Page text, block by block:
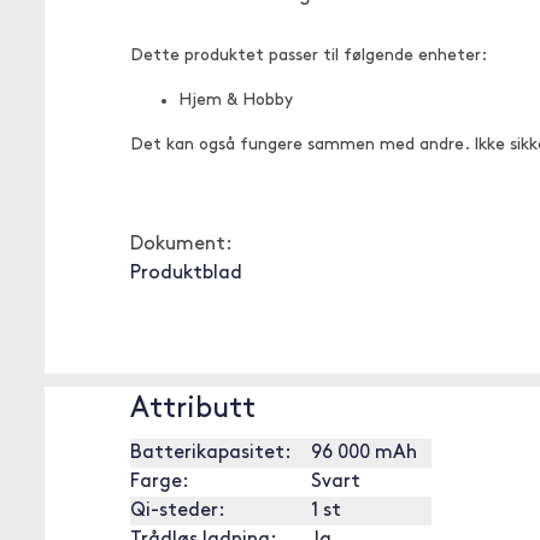
Dette produktet passer til følgende enheter:
Hjem & Hobby
Det kan også fungere sammen med andre. Ikke
Dokument:
Produktblad
Attributt
Batterikapasitet:
96 000 mAh
Farge:
Svart
Qi-steder:
1 st